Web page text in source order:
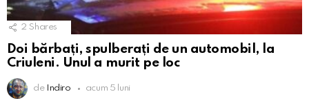
2 Shares
Doi bărbați, spulberați de un automobil, la
Criuleni. Unul a murit pe loc
de Indiro acum 5 luni